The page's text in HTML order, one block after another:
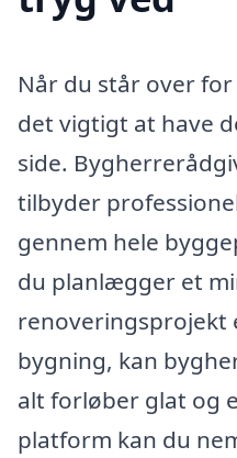
Når du står over
det vigtigt at have
side.
tilbyder
gennem hele
du planlægger et
renoveringsprojekt
bygning, kan
alt forløber glat og
platform kan du